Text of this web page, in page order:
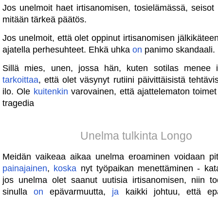
Jos unelmoit haet irtisanomisen, tosielämässä, seisot
mitään tärkeä päätös.
Jos unelmoit, että olet oppinut irtisanomisen
ajatella perhesuhteet. Ehkä uhka on panimo skandaali.
Sillä mies, unen, jossa hän, kuten sotilas menee
tarkoittaa, että olet väsynyt rutiini päivittäisistä
ilo. Ole kuitenkin varovainen, että ajattelematon
tragedia
Unelma tulkinta Longo
Meidän vaikeaa aikaa unelma eroaminen voidaan
painajainen, koska nyt työpaikan menettäminen -
jos unelma olet saanut uutisia irtisanomisen, niin
sinullaon epävarmuutta, ja kaikki johtuu, että